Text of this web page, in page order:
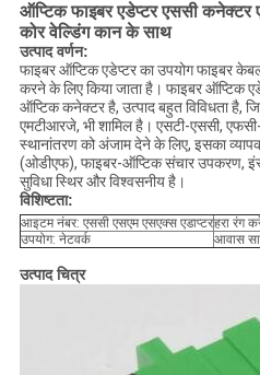
ऑप्टिक फाइबर एडेप्टर एससी कनेक्टर
कोर वेल्डिंग कान के साथ
उत्पाद वर्णन:
फाइबर ऑप्टिक एडेप्टर का उपयोग फाइबर
करने के लिए किया जाता है। फाइबर ऑप्टिक
ऑप्टिक कनेक्टर है, उत्पाद बहुत विविधता है,
एमटीआरजे, भी शामिल है। एसटी-एससी,
स्थानांतरण को अंजाम देने के लिए, इसका
(ओडीएफ), फाइबर-ऑप्टिक संचार उपकरण,
सुविधा स्थिर और विश्वसनीय है।
विशिष्टता:
आइटम नंबर: एससी एसएम एसएक्स एडाप्टरहरा रंग
उपयोग: नेटवर्क
आवास
उत्पाद चित्र